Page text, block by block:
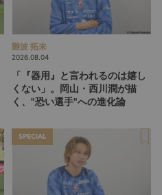
難波 拓未
2026.08.04
「『器用』と言われるのは嬉し
くない」。岡山・西川潤が描
く、"恐い選手"への進化論
SPECIAL